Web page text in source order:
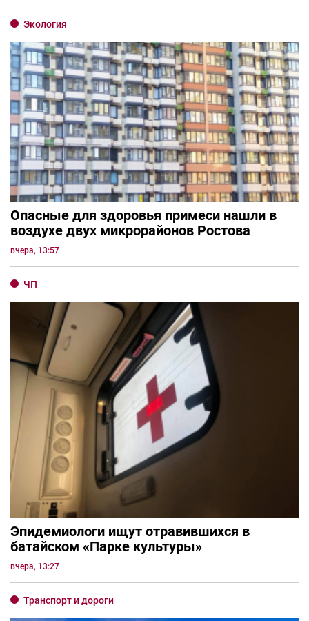
Экология
Опасные для здоровья примеси нашли в
воздухе двух микрорайонов Ростова
вчера, 13:57
ЧП
Эпидемиологи ищут отравившихся в
батайском «Парке культуры»
вчера, 13:27
Транспорт и дороги